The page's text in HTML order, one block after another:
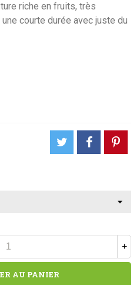
riche en fruits, très
courte durée avec juste du
+
AU PANIER